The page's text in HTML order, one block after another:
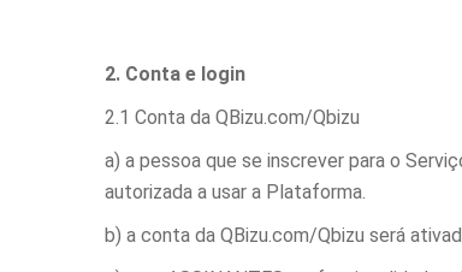
2. Conta e login
2.1 Conta da QBizu.com/Qbizu
a) a pessoa que se inscrever para o
autorizada a usar a Plataforma.
b) a conta da QBizu.com/Qbizu será